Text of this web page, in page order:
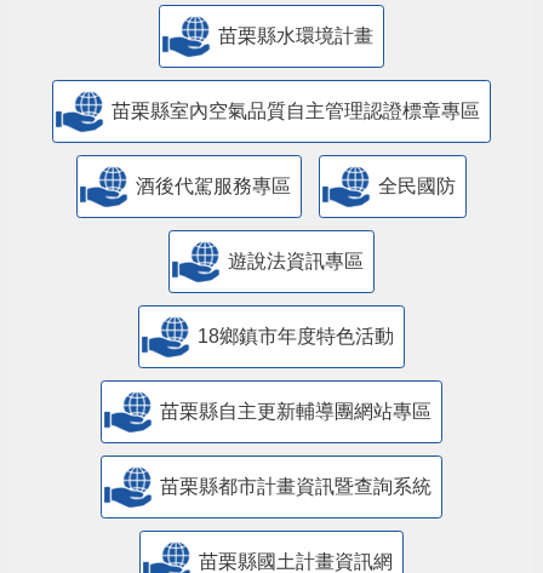
苗栗縣水環境計畫
苗栗縣室內空氣品質自主管理認證標章專區
酒後代駕服務專區 全民國防
遊說法資訊專區
18鄉鎮市年度特色活動
苗栗縣自主更新輔導團網站專區
苗栗縣都市計畫資訊暨查詢系統
苗栗縣國土計畫資訊網